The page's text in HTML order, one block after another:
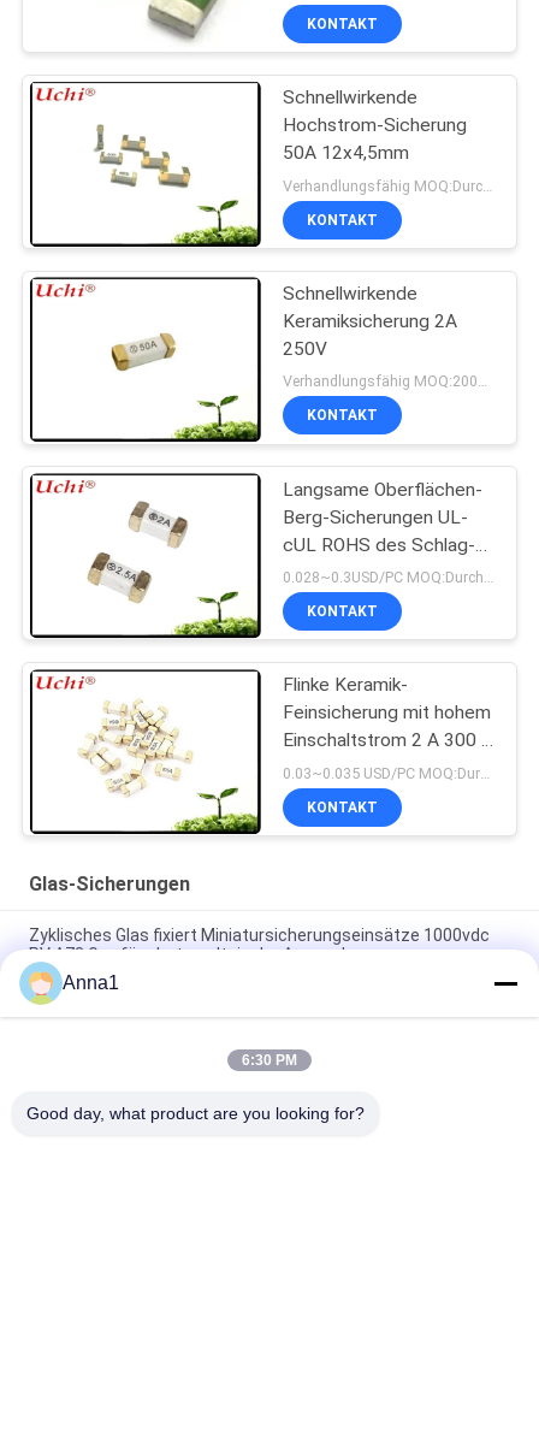
fixiert
KONTAKT
Schnellwirkende
Hochstrom-Sicherung
50A 12x4,5mm
KONTAKT
Schnellwirkende
Keramiksicherung 2A
250V
Verhandlungsfähig MOQ:2000 Stück
KONTAKT
Langsame Oberflächen-
Berg-Sicherungen UL-
cUL ROHS des Schlag-
SMD 1808 T 2A 125V
REICHWEITE CQC
0.028~0.3USD/PC MOQ:Durchkontaktierung
KONTAKT
Flinke Keramik-
Feinsicherung mit hohem
Einschaltstrom 2 A 300 V
6,1 x 2,5 mm SSF1200
0.03~0.035 USD/PC MOQ:Durchkontaktierung
KONTAKT
Glas-Sicherungen
Zyklisches Glas fixiert Miniatursicherungseinsätze 1000vdc
PV A73 Gpv für photo-voltaische Anwendung
Verlangsamen 476 Reihen SMD1140 Schlag-Oberflächenberg
Pico-Sicherung 1A 250VAC 400VDC für LED-Beleuchtung
Hochspannung 5,500 Verzögerungs-keramische Sicherung
Anna1
6:30 PM
Good day, what product are you looking for?